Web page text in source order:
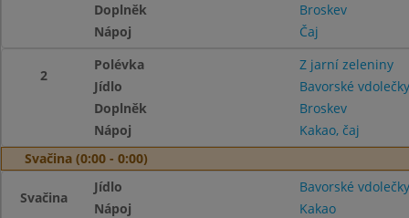
Doplněk
Broskev
Nápoj
Čaj
2
Polévka
Z jarní zeleniny
Jídlo
Bavorské vdolečky
Doplněk
Broskev
Nápoj
Kakao, čaj
Svačina (0:00 - 0:00)
Svačina
Jídlo
Bavorské vdolečky
Nápoj
Kakao